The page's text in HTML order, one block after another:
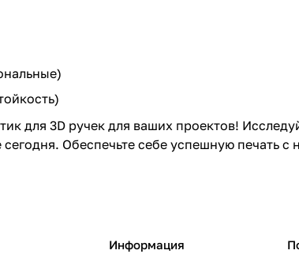
для 3D ручек для ваших проектов!
Обеспечьте себе успешную печать
Информация